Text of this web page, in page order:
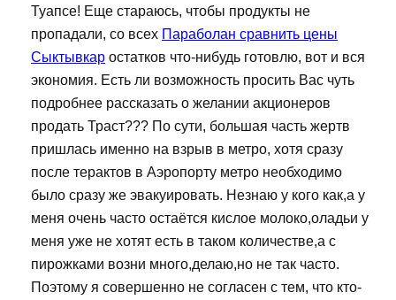
Туапсе! Еще стараюсь, чтобы продукты не
пропадали, со всех Параболан сравнить цены
Сыктывкар остатков что-нибудь готовлю, вот и вся
экономия. Есть ли возможность просить Вас чуть
подробнее рассказать о желании акционеров
продать Траст??? По сути, большая часть жертв
пришлась именно на взрыв в метро, хотя сразу
после терактов в Аэропорту метро необходимо
было сразу же эвакуировать. Незнаю у кого как,а у
меня очень часто остаётся кислое молоко,оладьи у
меня уже не хотят есть в таком количестве,а с
пирожками возни много,делаю,но не так часто.
Поэтому я совершенно не согласен с тем, что кто-